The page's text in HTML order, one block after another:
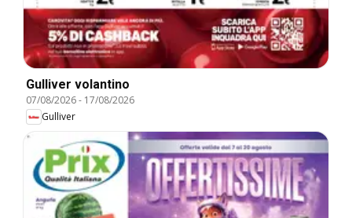
Gulliver volantino
07/08/2026- 17/08/2026
Gulliver